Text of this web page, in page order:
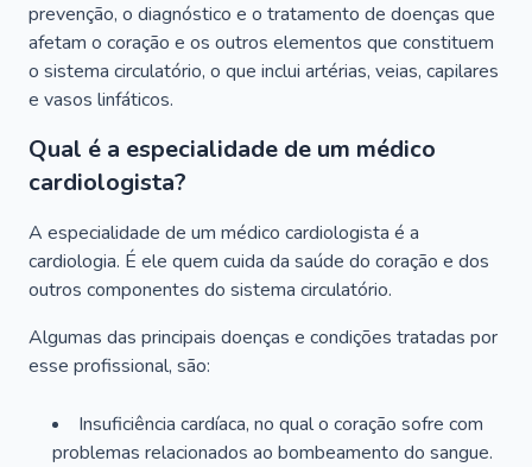
prevenção, o diagnóstico e o tratamento de doenças que
afetam o coração e os outros elementos que constituem
o sistema circulatório, o que inclui artérias, veias, capilares
e vasos linfáticos.
Qual é a especialidade de um médico
cardiologista?
A especialidade de um médico cardiologista é a
cardiologia. É ele quem cuida da saúde do coração e dos
outros componentes do sistema circulatório.
Algumas das principais doenças e condições tratadas por
esse profissional, são:
Insuficiência cardíaca, no qual o coração sofre com
problemas relacionados ao bombeamento do sangue.